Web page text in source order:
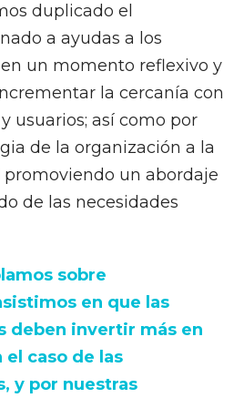
duplicado el
a ayudas a los
un momento reflexivo y
la cercanía con
usuarios; así como por
de la organización a la
un abordaje
de las necesidades
sobre
en que las
deben invertir más en
caso de las
y por nuestras